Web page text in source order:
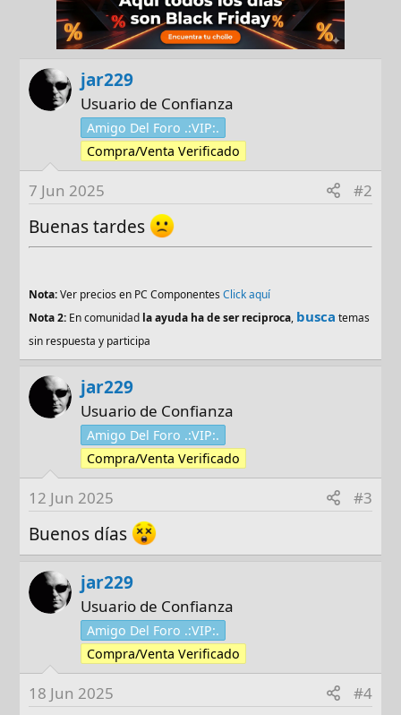
jar229
Usuario de Confianza
Amigo Del Foro .:VIP:.
Compra/Venta Verificado
7 Jun 2025 #2
Buenas tardes
Nota:Ver precios en PC ComponentesClick aquí
Nota 2: En comunidad la ayuda ha de ser reciproca, busca temas
sin respuesta y participa
jar229
Usuario de Confianza
Amigo Del Foro .:VIP:.
Compra/Venta Verificado
12 Jun 2025 #3
Buenos días
jar229
Usuario de Confianza
Amigo Del Foro .:VIP:.
Compra/Venta Verificado
18 Jun 2025 #4